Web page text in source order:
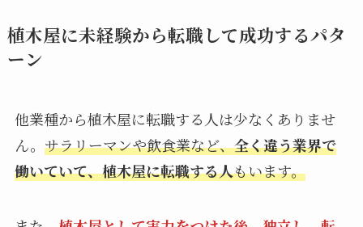
植木屋に未経験から転職して成功するパタ
ーン
他業種から植木屋に転職する人は少なくありませ
ん。 サラリーマンや飲食業など、全く違う業界で
働いていて、植木屋に転職する人もいます。